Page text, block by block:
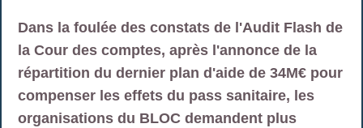
Dans la foulée des constats de l'Audit Flash de
la Cour des comptes, après l'annonce de la
répartition du dernier plan d'aide de 34M€ pour
compenser les effets du pass sanitaire, les
organisations du BLOC demandent plus